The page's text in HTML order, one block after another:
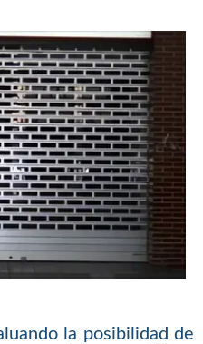
la posibilidad de